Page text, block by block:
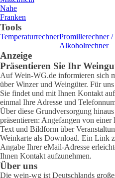
Nahe
Franken
Tools
TemperaturrechnerPromillerechner /
Alkoholrechner
Anzeige
Präsentieren Sie Ihr
Auf Wein-WG.de informieren sich
über Winzer und Weingüter. Für
Sie findet und mit Ihnen Kontakt
einmal Ihre Adresse und
Über diese Grundversorgung
präsentieren: Angefangen von
Text und Bildform über
Weinkarte als Download. Ein Link
Angabe Ihrer eMail-Adresse
Ihnen Kontakt aufzunehmen.
Über uns
Die wein-wg ist Deutschlands